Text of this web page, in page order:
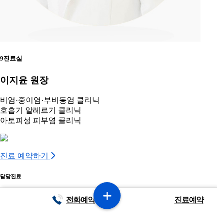
전화예약 진료예약
9진료실
이지윤 원장
비염·중이염·부비동염 클리닉
호흡기 알레르기 클리닉
아토피성 피부염 클리닉
진료 예약하기
담당진료
비염·중이염·부비동염 클리닉
호흡기 알레르기 클리닉